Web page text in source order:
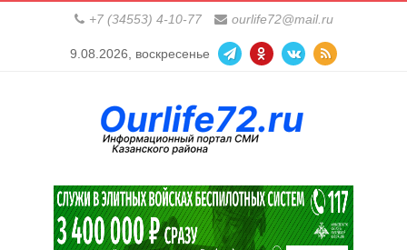
+7 (34553) 4-10-77 ourlife72@mail.ru
9.08.2026, воскресенье